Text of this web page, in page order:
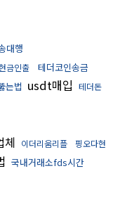
대행
금인출 테더코인송금
는법 usdt매입 테더돈
체 이더리움리플
핑오다현
국내거래소fds시간